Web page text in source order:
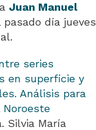
Juan Manuel
día jueves
series
en superficie y
Análisis para
Silvia María